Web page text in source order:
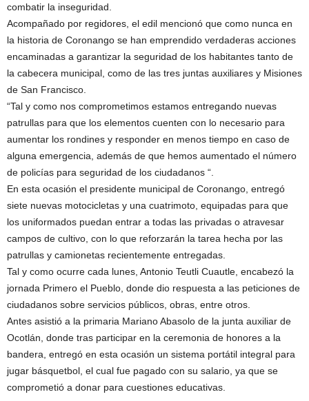
combatir la inseguridad.
Acompañado por regidores, el edil mencionó que como nunca en
la historia de Coronango se han emprendido verdaderas acciones
encaminadas a garantizar la seguridad de los habitantes tanto de
la cabecera municipal, como de las tres juntas auxiliares y Misiones
de San Francisco.
“Tal y como nos comprometimos estamos entregando nuevas
patrullas para que los elementos cuenten con lo necesario para
aumentar los rondines y responder en menos tiempo en caso de
alguna emergencia, además de que hemos aumentado el número
de policías para seguridad de los ciudadanos “.
En esta ocasión el presidente municipal de Coronango, entregó
siete nuevas motocicletas y una cuatrimoto, equipadas para que
los uniformados puedan entrar a todas las privadas o atravesar
campos de cultivo, con lo que reforzarán la tarea hecha por las
patrullas y camionetas recientemente entregadas.
Tal y como ocurre cada lunes, Antonio Teutli Cuautle, encabezó la
jornada Primero el Pueblo, donde dio respuesta a las peticiones de
ciudadanos sobre servicios públicos, obras, entre otros.
Antes asistió a la primaria Mariano Abasolo de la junta auxiliar de
Ocotlán, donde tras participar en la ceremonia de honores a la
bandera, entregó en esta ocasión un sistema portátil integral para
jugar básquetbol, el cual fue pagado con su salario, ya que se
comprometió a donar para cuestiones educativas.